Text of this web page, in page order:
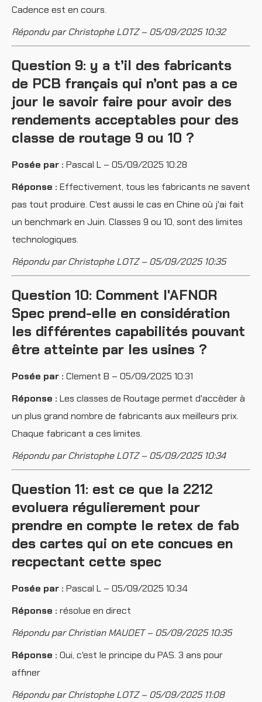
Cadence est en cours.
Répondu par Christophe LOTZ – 05/09/2025 10:32
Question 9: y a t’il des fabricants
de PCB français qui n’ont pas a ce
jour le savoir faire pour avoir des
rendements acceptables pour des
classe de routage 9 ou 10 ?
Posée par : Pascal L – 05/09/2025 10:28
Réponse : Effectivement, tous les fabricants ne savent
pas tout produire. C'est aussi le cas en Chine où j'ai fait
un benchmark en Juin. Classes 9 ou 10, sont des limites
technologiques.
Répondu par Christophe LOTZ – 05/09/2025 10:35
Question 10: Comment l'AFNOR
Spec prend-elle en considération
les différentes capabilités pouvant
être atteinte par les usines ?
Posée par : Clement B – 05/09/2025 10:31
Réponse : Les classes de Routage permet d'accèder à
un plus grand nombre de fabricants aux meilleurs prix.
Chaque fabricant a ces limites.
Répondu par Christophe LOTZ – 05/09/2025 10:34
Question 11: est ce que la 2212
evoluera régulierement pour
prendre en compte le retex de fab
des cartes qui on ete concues en
recpectant cette spec
Posée par : Pascal L – 05/09/2025 10:34
Réponse : résolue en direct
Répondu par Christian MAUDET – 05/09/2025 10:35
Réponse : Oui, c'est le principe du PAS. 3 ans pour
affiner
Répondu par Christophe LOTZ – 05/09/2025 11:08